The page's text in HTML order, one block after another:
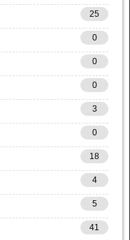
25
0
0
0
3
0
18
4
5
41